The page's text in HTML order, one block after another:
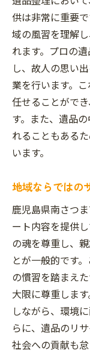
供は非常に重要
域の風習を理解
れます。プロの
し、故人の思い
業を行います。
任せることがで
す。また、遺品
れることもある
います。
地域ならではの
鹿児島県南さつ
ート内容を提供
の魂を尊重し、
とが一般的です
の慣習を踏まえ
大限に尊重しま
しながら、環境
らに、遺品のリ
社会への貢献も